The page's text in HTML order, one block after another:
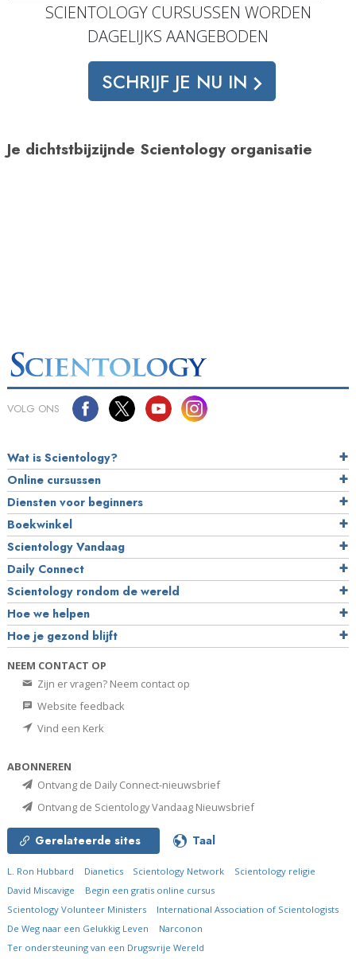
SCIENTOLOGY CURSUSSEN WORDEN
DAGELIJKS AANGEBODEN
SCHRIJF JE NU IN
Je dichtstbijzijnde Scientology organisatie
VOLG ONS
Wat is Scientology?
Online cursussen
Diensten voor beginners
Boekwinkel
Scientology Vandaag
Daily Connect
Scientology rondom de wereld
Hoe we helpen
Hoe je gezond blijft
NEEM CONTACT OP
Zijn er vragen? Neem contact op
Website feedback
Vind een Kerk
ABONNEREN
Ontvang de Daily Connect-nieuwsbrief
Ontvang de Scientology Vandaag Nieuwsbrief
Gerelateerde sites Taal
L. Ron Hubbard Dianetics Scientology Network
Scientology religie
David Miscavige
Begin een gratis online cursus
Scientology Volunteer Ministers
International Association of Scientologists
De Weg naar een Gelukkig Leven
Narconon
Ter ondersteuning van een Drugsvrije Wereld